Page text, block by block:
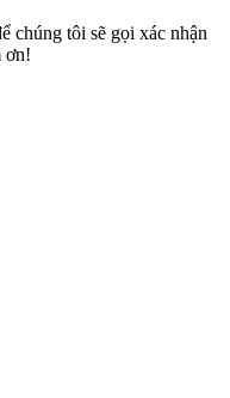
chúng tôi sẽ gọi xác nhận
ơn!